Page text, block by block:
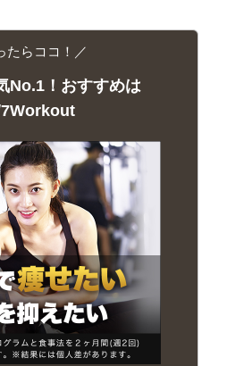
たらココ！／
No.1！おすすめは